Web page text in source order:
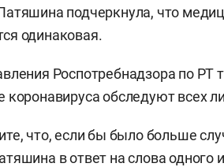
подчеркнула, что
одинаковая.
Роспотребнадзора по
коронавируса обследуют всех
что, если бы было больше
в ответ на слова одного